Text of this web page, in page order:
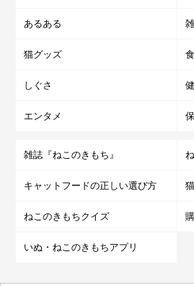
あるある
猫グッズ
しぐさ
エンタメ
雑誌『ねこのきもち』
キャットフードの正しい選び方
ねこのきもちクイズ
いぬ・ねこのきもちアプリ